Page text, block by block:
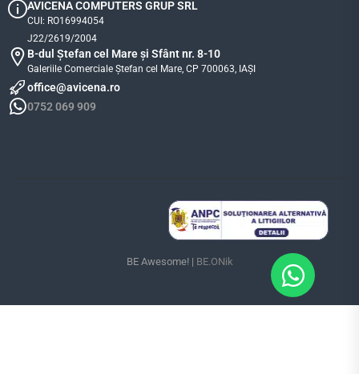
AVICENA COMPUTERS GRUP SRL
CUI: RO16994054
J22/2619/2004
B-dul Ștefan cel Mare și Sfânt nr. 8-10
Galeriile Comerciale Ștefan cel Mare, CP 700063, IAȘI
office@avicena.ro
0752 069 909
BE Awesome! | BE.ONik